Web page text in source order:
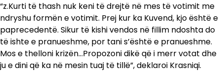
“z.Kurti të thash nuk keni të drejtë në mes të votimit me
ndryshu formën e votimit. Prej kur ka Kuvend, kjo është e
paprecedentë. Sikur të kishi vendos në fillim ndoshta do
të ishte e pranueshme, por tani s’është e pranueshme.
Mos e thelloni krizën…Propozoni dikë që i merr votat dhe
ju e dini që ka në mesin tuaj të tillë”, deklaroi Krasniqi.